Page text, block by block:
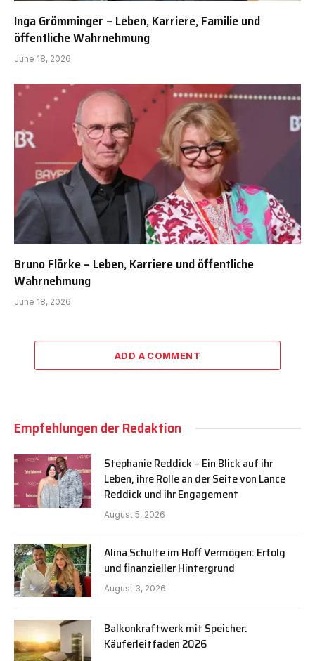
Inga Grömminger – Leben, Karriere, Familie und
öffentliche Wahrnehmung
June 18, 2026
Bruno Flörke – Leben, Karriere und öffentliche
Wahrnehmung
June 18, 2026
ADD A COMMENT
Empfehlungen der Redaktion
Stephanie Reddick – Ein Blick auf ihr
Leben, ihre Rolle an der Seite von Lance
Reddick und ihr Engagement
August 5, 2026
Alina Schulte im Hoff Vermögen: Erfolg
und finanzieller Hintergrund
August 3, 2026
Balkonkraftwerk mit Speicher:
Käuferleitfaden 2026